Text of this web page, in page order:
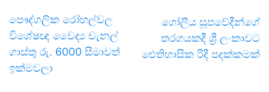
පෞද්ගලික රෝහල්වල
විශේෂඥ වෛද්‍ය චැනල්
ගාස්තු රු. 6000 සීමාවත්
ඉක්මවලා
ගෝලීය සූපවේදීන්ගේ
තරගයකදී ශ්‍රී ලංකාවට
ඓතිහාසික රිදී පදක්කමක්